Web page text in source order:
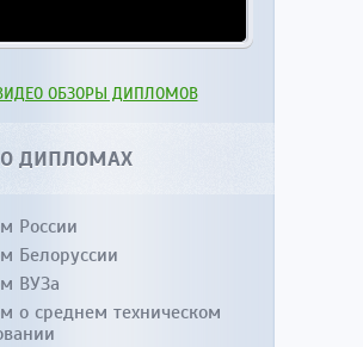
ОБЗОРЫ ДИПЛОМОВ
О ДИПЛОМАХ
России
Белоруссии
ВУЗа
о среднем техническом